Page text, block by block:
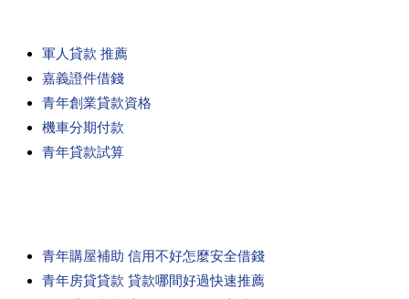
軍人貸款 推薦
嘉義證件借錢
青年創業貸款資格
機車分期付款
青年貸款試算
青年購屋補助 信用不好怎麼安全借錢
青年房貸貸款 貸款哪間好過快速推薦